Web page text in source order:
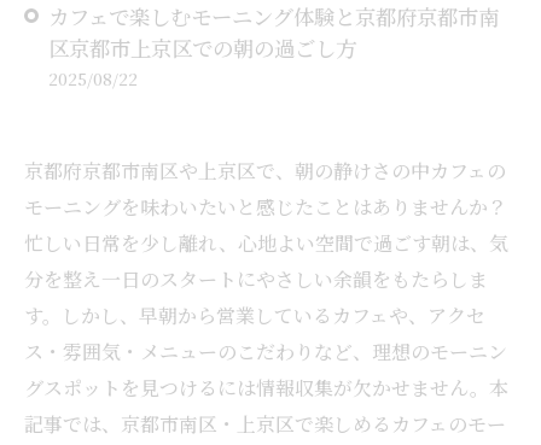
カフェで楽しむモーニング体験と京都府京都市南
区京都市上京区での朝の過ごし方
2025/08/22
京都府京都市南区や上京区で、朝の静けさの中カフェの
モーニングを味わいたいと感じたことはありませんか？
忙しい日常を少し離れ、心地よい空間で過ごす朝は、気
分を整え一日のスタートにやさしい余韻をもたらしま
す。しかし、早朝から営業しているカフェや、アクセ
ス・雰囲気・メニューのこだわりなど、理想のモーニン
グスポットを見つけるには情報収集が欠かせません。本
記事では、京都市南区・上京区で楽しめるカフェのモー